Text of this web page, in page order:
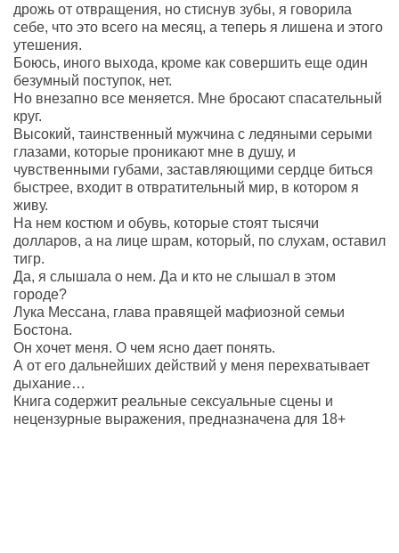
дрожь от отвращения, но стиснув зубы, я говорила
себе, что это всего на месяц, а теперь я лишена и этого
утешения.
Боюсь, иного выхода, кроме как совершить еще один
безумный поступок, нет.
Но внезапно все меняется. Мне бросают спасательный
круг.
Высокий, таинственный мужчина с ледяными серыми
глазами, которые проникают мне в душу, и
чувственными губами, заставляющими сердце биться
быстрее, входит в отвратительный мир, в котором я
живу.
На нем костюм и обувь, которые стоят тысячи
долларов, а на лице шрам, который, по слухам, оставил
тигр.
Да, я слышала о нем. Да и кто не слышал в этом
городе?
Лука Мессана, глава правящей мафиозной семьи
Бостона.
Он хочет меня. О чем ясно дает понять.
А от его дальнейших действий у меня перехватывает
дыхание…
Книга содержит реальные сексуальные сцены и
нецензурные выражения, предназначена для 18+